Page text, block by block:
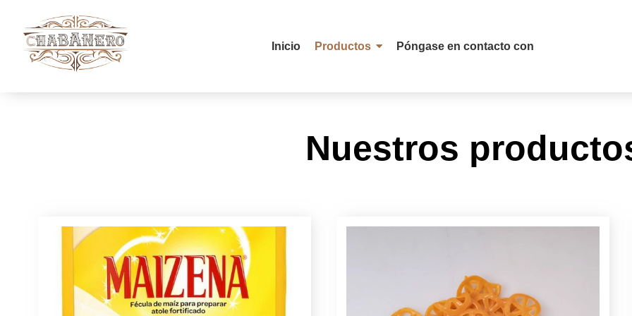
Inicio Productos Póngase en contacto con
Nuestros